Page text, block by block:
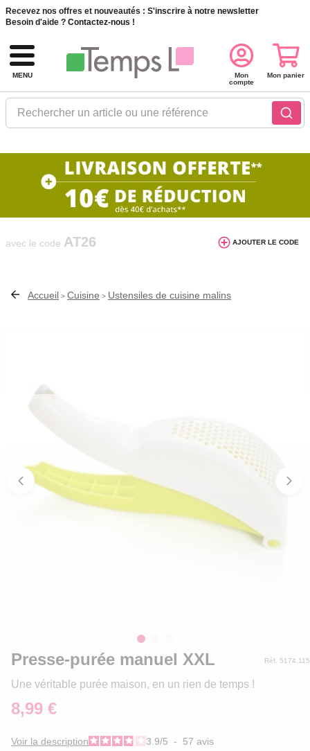
Recevez nos offres et nouveautés : S'inscrire à notre newsletter
Besoin d'aide ? Contactez-nous !
MENU
Rechercher un article ou une référence
Mon
compte
Mon panier
10€ de réduction dès 40€ d'achat. Offre
valable du 03/08/2026 au 12/08/2026.
avec le code AT26
AJOUTER LE CODE
Accueil > Cuisine > Ustensiles de cuisine malins
Presse-purée manuel XXL
Une véritable purée maison, en un rien de temps !
Réf. 5174.115
8,99 €
Voir la description 3.9/5 - 57 avis